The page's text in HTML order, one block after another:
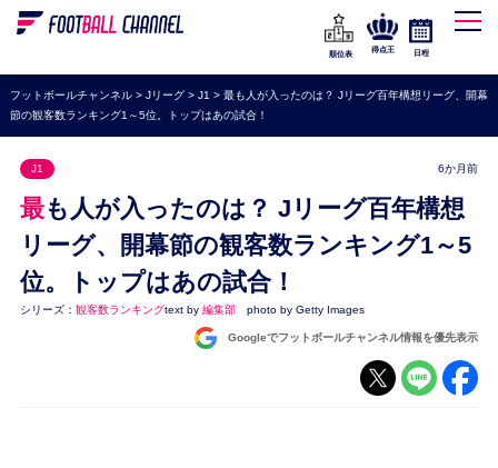
WEリーグ
海外サッカー
プレミアリーグ
セリエA
ブンデスリーガ
UEFA
ナショナルチーム
順位表
得点王 日程
フットボールチャンネル> Jリーグ> J1 > 最も人が入ったのは？ Jリーグ百年構想リーグ、開幕
節の観客数ランキング1～5位。トップはあの試合！
J1 6か月前
最も人が入ったのは？ Jリーグ百年構想
リーグ、開幕節の観客数ランキング1～5
位。トップはあの試合！
シリーズ： 観客数ランキングtext by 編集部 photo by Getty Images
Googleでフットボールチャンネル情報を優先表示